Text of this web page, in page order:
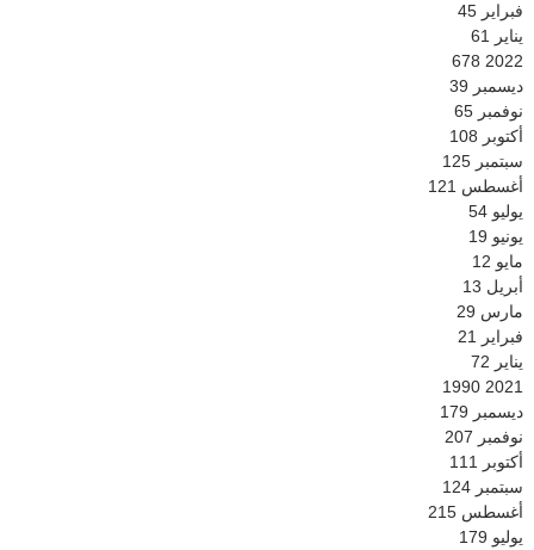
فبراير 45
يناير 61
2022
678
ديسمبر 39
نوفمبر 65
أكتوبر 108
سبتمبر 125
أغسطس 121
يوليو 54
يونيو 19
مايو 12
أبريل 13
مارس 29
فبراير 21
يناير 72
2021
1990
ديسمبر 179
نوفمبر 207
أكتوبر 111
سبتمبر 124
أغسطس 215
يوليو 179